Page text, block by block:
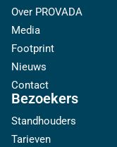
Over PROVADA
Media
Footprint
Nieuws
Contact
Bezoekers
Standhouders
Tarieven